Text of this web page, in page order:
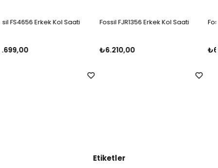
Fossil FJR1356 Erkek Kol Saati
₺6.210,00
Fossil FFS5024 Erkek Kol Saati
₺6.000,00
Etiketler